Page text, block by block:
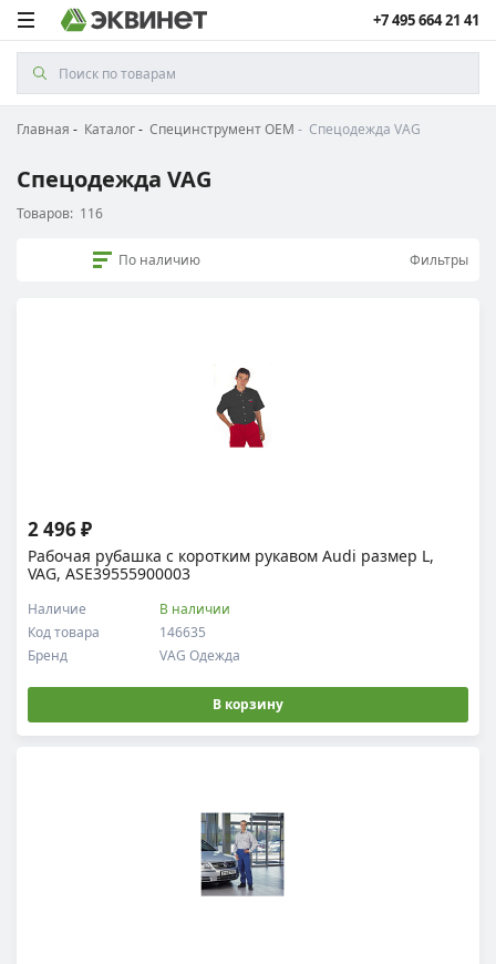
+7 495 664 21 41
Главная Каталог Специнструмент ОЕМ Спецодежда VAG
Спецодежда VAG
Товаров: 116
По наличию Фильтры
Рабочая рубашка с коротким рукавом Audi размер L,
VAG, ASE39555900003
Код товара 146635
Наличие В наличии
Бренд VAG Одежда
2 496 ₽
В корзину